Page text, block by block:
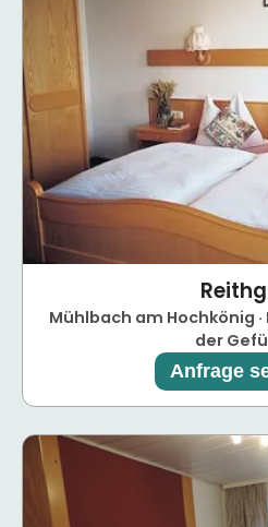
Mühlbach am Hochkönig
der
Anfrage